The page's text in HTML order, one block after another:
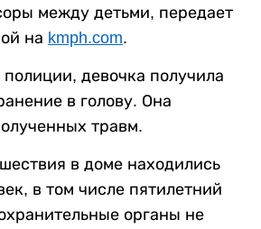
между детьми, передает
на kmph.com.
девочка получила
в голову. Она
травм.
в доме находились
в том числе пятилетний
органы не